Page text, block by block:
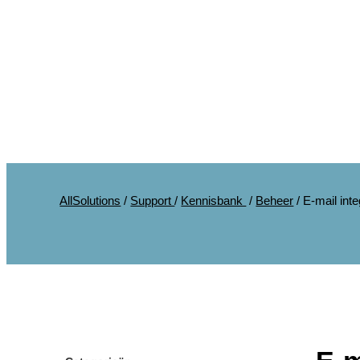
AllSolutions / Support/ Kennisbank / Beheer / E-mail